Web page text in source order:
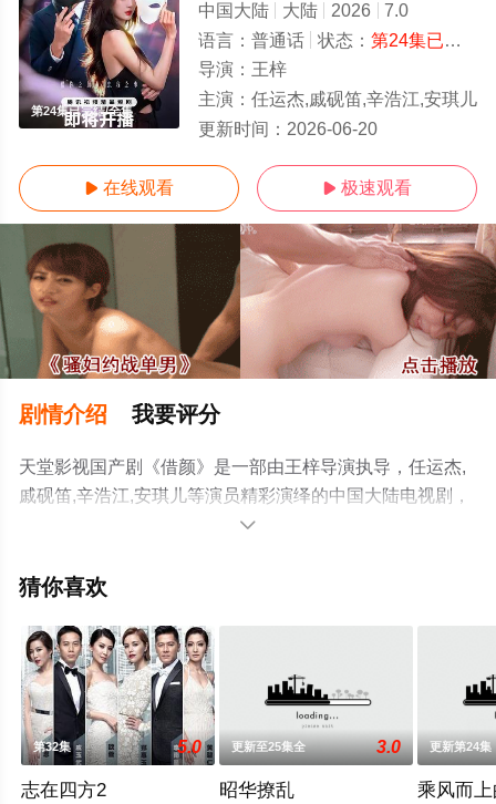
第24集已完结/全集
中国大陆 大陆 2026
7.0
语言： 普通话 状态： 第24集已完结
导演： 王梓
主演： 任运杰,戚砚笛,辛浩江,安琪儿
更新时间： 2026-06-20
 在线观看  极速观看
剧情介绍 我要评分
天堂影视国产剧《借颜》是一部由王梓导演执导，任运杰,
戚砚笛,辛浩江,安琪儿等演员精彩演绎的中国大陆电视剧，
大结局剧情已揭晓（第24集已完结），手机免费在线观看
信息可移步至豆瓣电视剧、电视猫或剧情网等平台了解。

猜你喜欢
第32集 5.0
志在四方2
更新至25集全 3.0
昭华撩乱
更新第24集
乘风而